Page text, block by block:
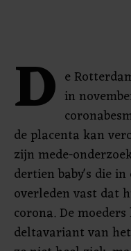
D e
in
de placenta kan
zijn mede-
dertien baby's die
overleden vast dat
corona. De
deltavariant van